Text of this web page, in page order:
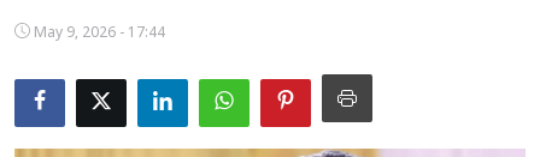
Astrology
Spirituality
Weather
May 9, 2026 - 17:44